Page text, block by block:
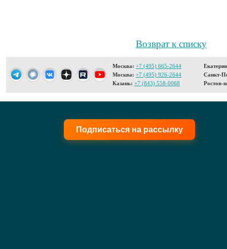
Возврат к списку
Москва: +7 (495) 665-2644
Москва: +7 (495) 926-2644
Казань: +7 (843) 558-0068
Санкт-
Ростов-
Подписаться на рассылку